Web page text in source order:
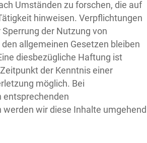
Umständen zu forschen, die auf
hinweisen. Verpflichtungen
der Nutzung von
allgemeinen Gesetzen bleiben
diesbezügliche Haftung ist
der Kenntnis einer
möglich. Bei
entsprechenden
werden wir diese Inhalte umgehend